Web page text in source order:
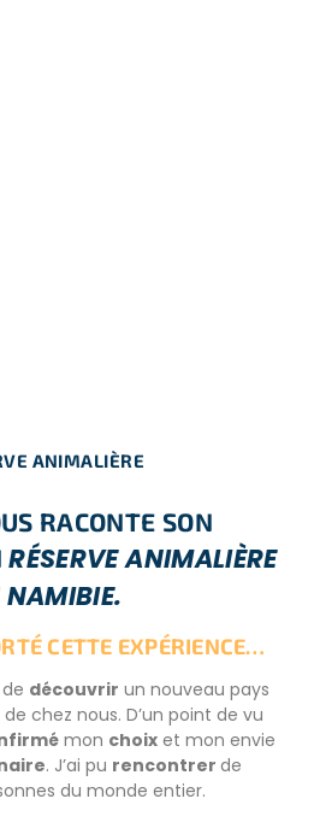
ANIMALIÈRE
RACONTE SON
RÉSERVE ANIMALIÈRE
NAMIBIE.
CETTE EXPÉRIENCE…
découvrir un nouveau pays
chez nous. D’un point de vu
mon choix et mon envie
. J’ai pu rencontrer de
du monde entier.